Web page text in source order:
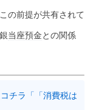
の前提が共有されて
当座預金との関係
チラ「「消費税は